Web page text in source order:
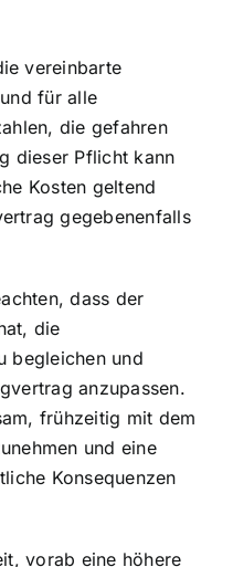
vereinbarte
für alle
die gefahren
dieser Pflicht kann
Kosten geltend
gegebenenfalls
dass der
die
begleichen und
anzupassen.
frühzeitig mit dem
und eine
Konsequenzen
vorab eine höhere